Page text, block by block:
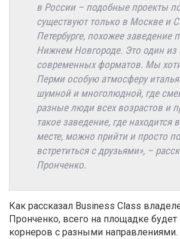
в России – подобные проекты
существуют только в Москве и
Петербурге, похожее заведение
Нижнем Новгороде. Это один из
современных форматов. Мы
Перми особую атмосферу
шумной и многолюдной, где
разные люди всех возрастов и
такое заведение, где находится
месте, можно прийти и просто
встретиться с друзьями», –
Пронченко.
Как рассказал Business Class
Пронченко, всего на площадке
корнеров с разными направлениями.